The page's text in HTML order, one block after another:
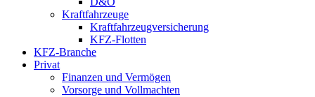
Kraftfahrzeuge
Kraftfahrzeugversicherung
KFZ-Flotten
KFZ-Branche
Privat
Finanzen und Vermögen
Vorsorge und Vollmachten